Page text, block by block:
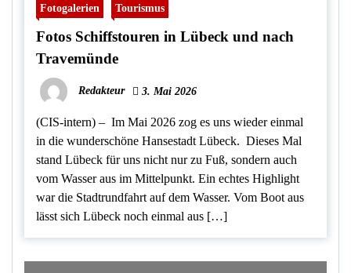
Fotogalerien Tourismus
Fotos Schiffstouren in Lübeck und nach
Travemünde
Redakteur 3. Mai 2026
(CIS-intern) – Im Mai 2026 zog es uns wieder einmal
in die wunderschöne Hansestadt Lübeck. Dieses Mal
stand Lübeck für uns nicht nur zu Fuß, sondern auch
vom Wasser aus im Mittelpunkt. Ein echtes Highlight
war die Stadtrundfahrt auf dem Wasser. Vom Boot aus
lässt sich Lübeck noch einmal aus […]